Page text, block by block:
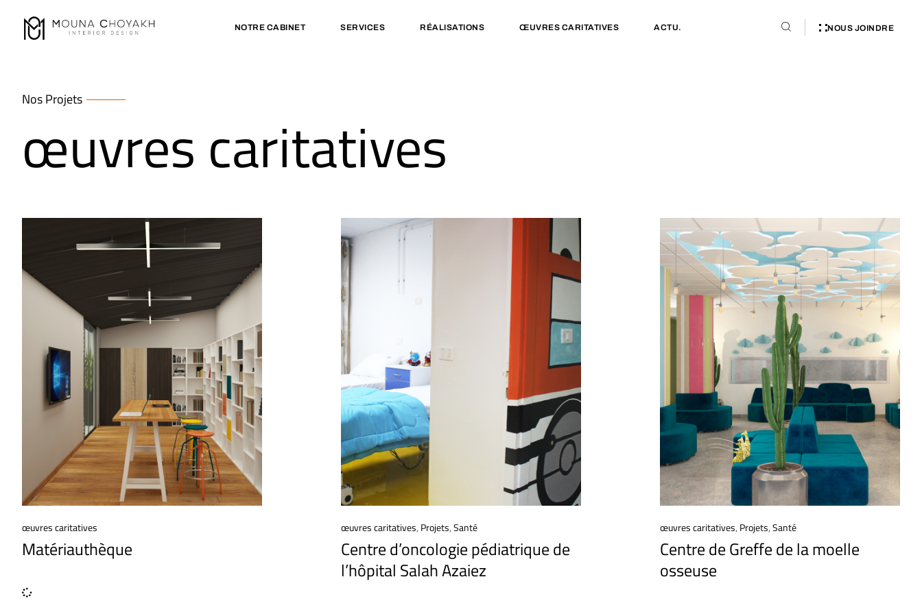
NOTRE CABINET SERVICES RÉALISATIONS ŒUVRES CARITATIVES ACTU. NOUS JOINDRE
Nos Projets
œuvres caritatives
œuvres caritatives
Matériauthèque
œuvres caritatives, Projets,Santé
Centre d’oncologie pédiatrique de
l’hôpital Salah Azaiez
œuvres caritatives, Projets,Santé
Centre de Greffe de la moelle
osseuse